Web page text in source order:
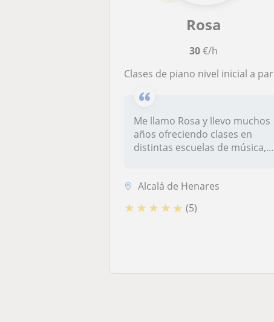
Rosa
30€/h
Clases de piano nivel inicial a partir de los 5 años
Me llamo Rosa y llevo muchos
años ofreciendo clases en
distintas escuelas de música,...
Alcalá de Henares
★ ★ ★ ★ ★ (5)